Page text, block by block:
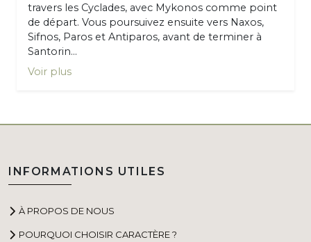
travers les Cyclades, avec Mykonos comme point
de départ. Vous poursuivez ensuite vers Naxos,
Sifnos, Paros et Antiparos, avant de terminer à
Santorin...
Voir plus
INFORMATIONS UTILES
À PROPOS DE NOUS
POURQUOI CHOISIR CARACTÈRE ?